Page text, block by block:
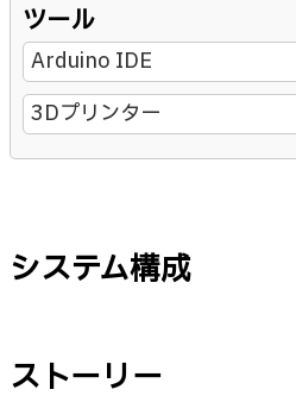
ツール
Arduino IDE
3Dプリンター
システム構成
ストーリー